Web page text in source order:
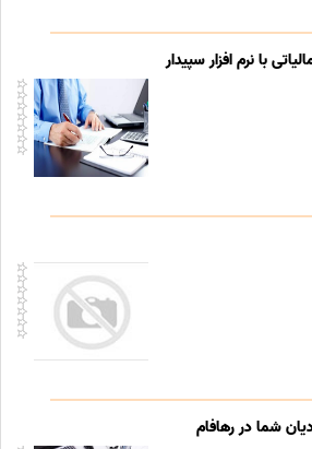
با نرم افزار سپیدار
شما در رهافام